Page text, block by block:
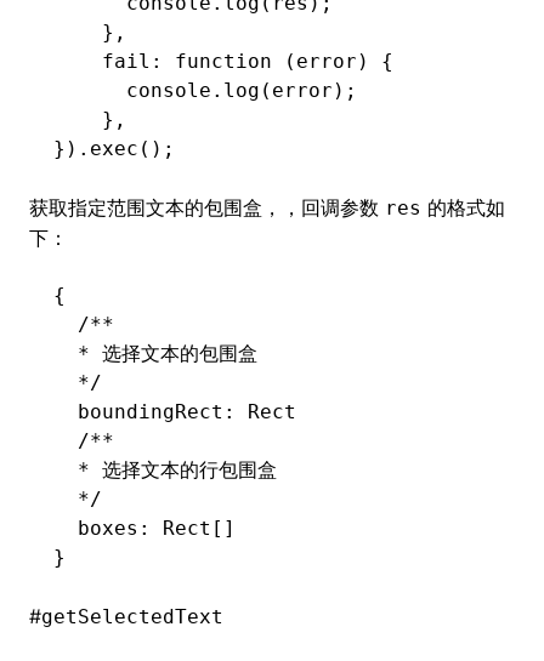
    }
,
    fail
: function (error) {
      console
.log (error);
    }
,
}) .exec ();
获取指定范围文本的包围盒，，回调参数 res 的格式如
下：
{
  /**
  * 选择文本的包围盒
  */
  boundingRect
:
Rect
  /**
  * 选择文本的行包围盒
  */
  boxes
:
Rect[]
}
#getSelectedText